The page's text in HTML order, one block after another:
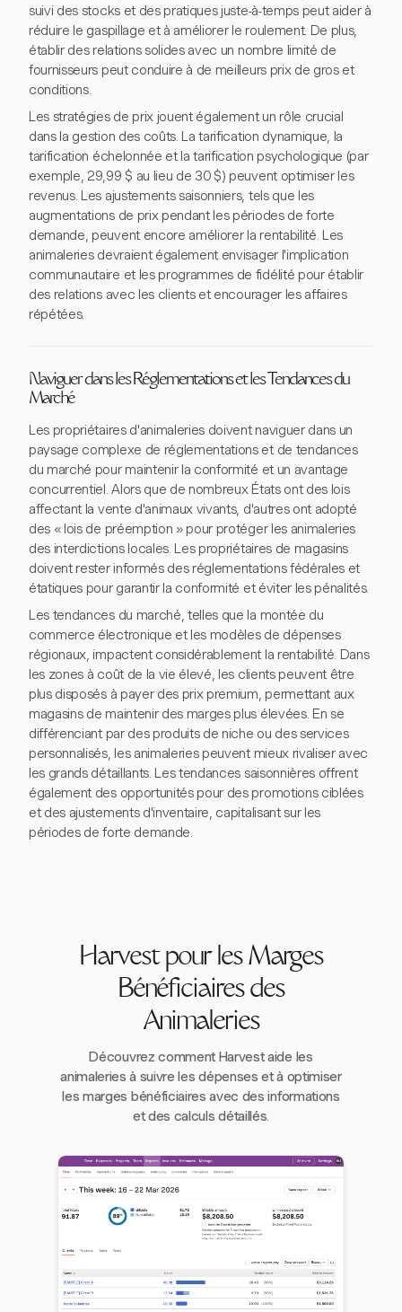
suivi des stocks et des pratiques juste-à-temps peut aider à
réduire le gaspillage et à améliorer le roulement. De plus,
établir des relations solides avec un nombre limité de
fournisseurs peut conduire à de meilleurs prix de gros et
conditions.
Les stratégies de prix jouent également un rôle crucial
dans la gestion des coûts. La tarification dynamique, la
tarification échelonnée et la tarification psychologique (par
exemple, 29,99 $ au lieu de 30 $) peuvent optimiser les
revenus. Les ajustements saisonniers, tels que les
augmentations de prix pendant les périodes de forte
demande, peuvent encore améliorer la rentabilité. Les
animaleries devraient également envisager l'implication
communautaire et les programmes de fidélité pour établir
des relations avec les clients et encourager les affaires
répétées.
Naviguer dans les Réglementations et les Tendances du
Marché
Les propriétaires d'animaleries doivent naviguer dans un
paysage complexe de réglementations et de tendances
du marché pour maintenir la conformité et un avantage
concurrentiel. Alors que de nombreux États ont des lois
affectant la vente d'animaux vivants, d'autres ont adopté
des « lois de préemption » pour protéger les animaleries
des interdictions locales. Les propriétaires de magasins
doivent rester informés des réglementations fédérales et
étatiques pour garantir la conformité et éviter les pénalités.
Les tendances du marché, telles que la montée du
commerce électronique et les modèles de dépenses
régionaux, impactent considérablement la rentabilité. Dans
les zones à coût de la vie élevé, les clients peuvent être
plus disposés à payer des prix premium, permettant aux
magasins de maintenir des marges plus élevées. En se
différenciant par des produits de niche ou des services
personnalisés, les animaleries peuvent mieux rivaliser avec
les grands détaillants. Les tendances saisonnières offrent
également des opportunités pour des promotions ciblées
et des ajustements d'inventaire, capitalisant sur les
périodes de forte demande.
Harvest pour les Marges
Bénéficiaires des
Animaleries
Découvrez comment Harvest aide les
animaleries à suivre les dépenses et à optimiser
les marges bénéficiaires avec des informations
et des calculs détaillés.